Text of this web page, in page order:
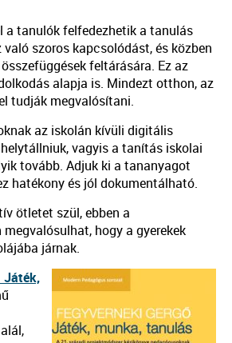
a tanulók felfedezhetik a tanulás
való szoros kapcsolódást, és közben
feltárására. Ez az
alapja is. Mindezt otthon, az
tudják megvalósítani.
az iskolán kívüli digitális
vagyis a tanítás iskolai
tovább. Adjuk ki a tananyagot
hatékony és jól dokumentálható.
ötletet szül, ebben a
megvalósulhat, hogy a gyerekek
járnak.
Játék,